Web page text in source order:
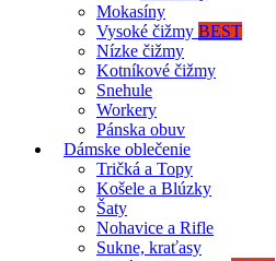
Mokasíny
Vysoké čižmy BEST
Nízke čižmy
Kotníkové čižmy
Snehule
Workery
Pánska obuv
Dámske oblečenie
Tričká a Topy
Košele a Blúzky
Šaty
Nohavice a Rifle
Sukne, kraťasy